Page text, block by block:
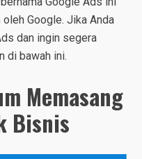
Google. Jika Anda
dan ingin segera
di bawah ini.
Memasang
Bisnis